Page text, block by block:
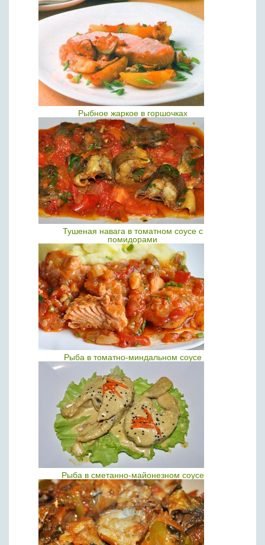
Рыбное жаркое в горшочках
Тушеная навага в томатном соусе с
помидорами
Рыба в томатно-миндальном соусе
Рыба в сметанно-майонезном соусе